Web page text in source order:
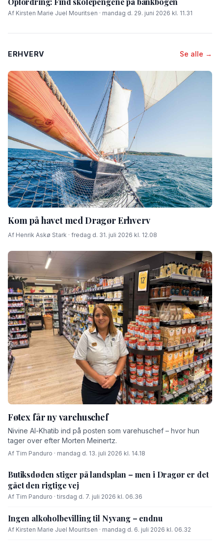
Af Kirsten Marie Juel Mouritsen · mandag d. 29. juni 2026 kl. 11.31
ERHVERV Se alle →
Kom på havet med Dragør Erhverv
Af Henrik Askø Stark · fredag d. 31. juli 2026 kl. 12.08
Føtex får ny varehuschef
Nivine Al-Khatib ind på posten som varehuschef – hvor hun
tager over efter Morten Meinertz.
Af Tim Panduro · mandag d. 13. juli 2026 kl. 14.18
Butiksdøden stiger på landsplan – men i Dragør er det
gået den rigtige vej
Af Tim Panduro · tirsdag d. 7. juli 2026 kl. 06.36
Ingen alkoholbevilling til Nyvang – endnu
Af Kirsten Marie Juel Mouritsen · mandag d. 6. juli 2026 kl. 06.32